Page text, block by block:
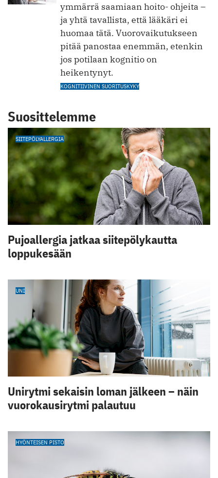
ymmärrä saamiaan hoito- ohjeita –
ja yhtä tavallista, että lääkäri ei
huomaa tätä. ­Vuorovaikutukseen
pitää panostaa enemmän, etenkin
jos potilaan kognitio on
heikentynyt.
KOGNITIIVINEN SUORITUSKYKY
Suosittelemme
SIITEPÖLYALLERGIA
Pujoallergia jatkaa siitepölykautta
loppukesään
UNI
Unirytmi sekaisin loman jälkeen – näin
vuorokausirytmi palautuu
HYÖNTEISEN PISTO